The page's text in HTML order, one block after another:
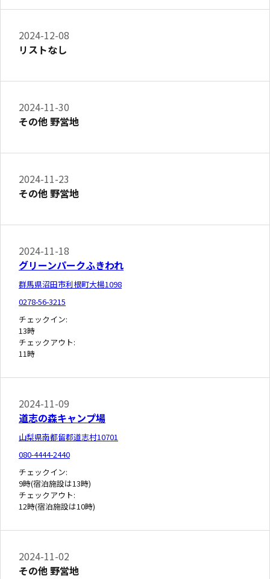
2024-12-08
リストなし
2024-11-30
その他 野営地
2024-11-23
その他 野営地
2024-11-18
グリーンパークふきわれ
群馬県沼田市利根町大楊1098
0278-56-3215
チェックイン:
13時
チェックアウト:
11時
2024-11-09
道志の森キャンプ場
山梨県南都留郡道志村10701
080-4444-2440
チェックイン:
9時(宿泊施設は13時)
チェックアウト:
12時(宿泊施設は10時)
2024-11-02
その他 野営地